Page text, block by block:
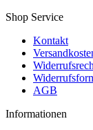
Shop Service
Kontakt
AGB
Informationen